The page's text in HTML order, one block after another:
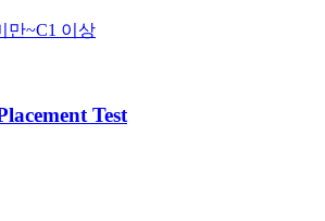
만~C1 이상
Test